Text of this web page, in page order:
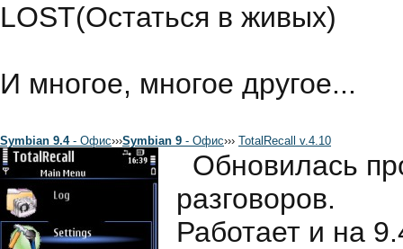
LOST(Остаться в живых)
И многое, многое другое...
Symbian 9.4- Офис›››Symbian 9 - Офис››› TotalRecall v.4.10
Обновилась
разговоров.
Работает и на